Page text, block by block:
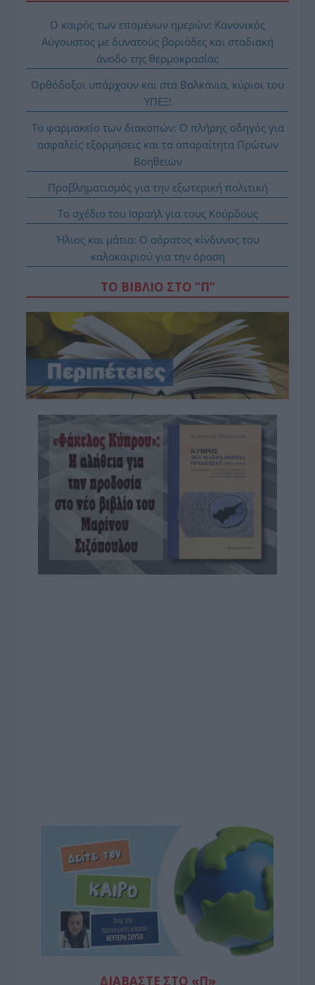
Ο καιρός των επομένων ημερών: Κανονικός
Αύγουστος με δυνατούς βοριάδες και σταδιακή
άνοδο της θερμοκρασίας
Ορθόδοξοι υπάρχουν και στα Βαλκάνια, κύριοι του
ΥΠΕΞ!
Το φαρμακείο των διακοπών: Ο πλήρης οδηγός για
ασφαλείς εξορμήσεις και τα απαραίτητα Πρώτων
Βοηθειών
Προβληματισμός για την εξωτερική πολιτική
Το σχέδιο του Ισραήλ για τους Κούρδους
Ήλιος και μάτια: Ο αόρατος κίνδυνος του
καλοκαιριού για την όραση
ΤΟ ΒΙΒΛΙΟ ΣΤΟ “Π”
ΔΙΑΒΆΣΤΕ ΣΤΟ «Π»